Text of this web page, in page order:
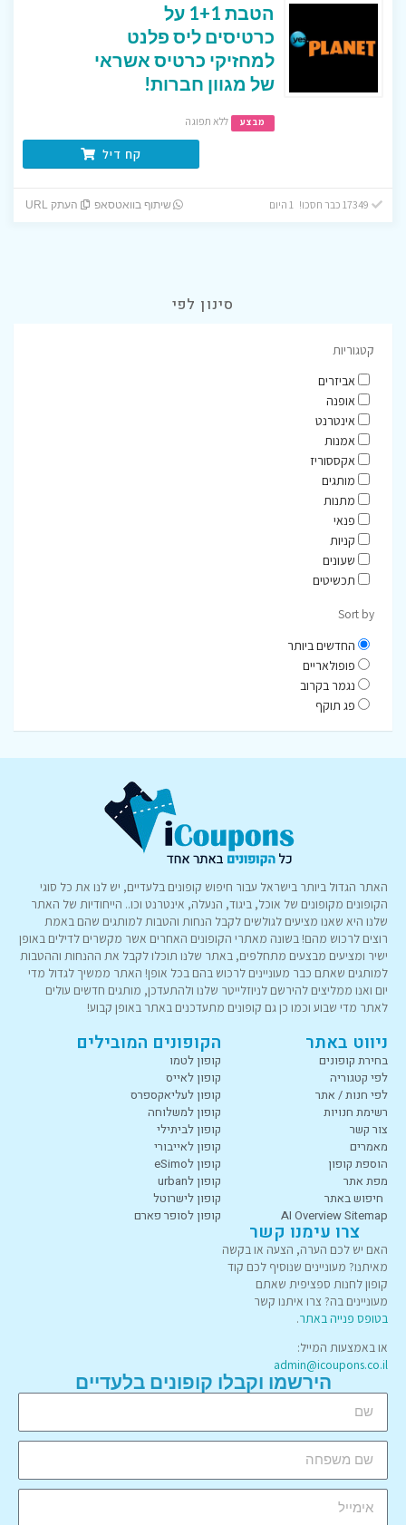
הטבת 1+1 על
כרטיסים ליס פלנט
למחזיקי כרטיס אשראי
של מגוון חברות!
מבצע ללא תפוגה
קח דיל
שיתוף בוואטסאפ העתק URL
סינון לפי
קטגוריות
אביזרים
אופנה
אינטרנט
אמנות
אקססוריז
מותגים
מתנות
פנאי
קניות
שעונים
תכשיטים
Sort by
החדשים ביותר
פופולאריים
נגמר בקרוב
פג תוקף
האתר הגדול ביותר בישראל עבור חיפוש קופונים בלעדיים, יש לנו את כל סוגי
הקופונים מקופונים של אוכל, ביגוד, הנעלה, אינטרנט וכו.. הייחודיות של האתר
שלנו היא שאנו מציעים לגולשים לקבל הנחות והטבות למותגים שהם באמת
רוצים לרכוש מהם! בשונה מאתרי הקופונים האחרים אשר מקשרים לדילים באופן
ישיר ומציעים מבצעים מתחלפים, באתר שלנו תוכלו לקבל את ההנחות וההטבות
למותגים שאתם כבר מעוניינים לרכוש בהם בכל אופן! האתר ממשיך לגדול מדי
יום ואנו ממליצים להירשם לניוזלייטר שלנו ולהתעדכן, מותגים חדשים עולים
לאתר מדי שבוע וכמו כן גם קופונים מתעדכנים באתר באופן קבוע!
ניווט באתר
בחירת קופונים
לפי קטגוריה
לפי חנות / אתר
רשימת חנויות
צור קשר
מאמרים
הוספת קופון
מפת אתר
חיפוש באתר
AI Overview Sitemap
הקופונים המובילים
קופון לטמו
קופון לאייס
קופון לעליאקספרס
קופון למשלוחה
קופון לביתילי
קופון לאייבורי
קופון לeSimo
קופון לurban
קופון לישרוטל
קופון לסופר פארם
צרו עימנו קשר
האם יש לכם הערה, הצעה או בקשה
מאיתנו? מעוניינים שנוסיף לכם קוד
קופון לחנות ספציפית שאתם
מעוניינים בה? צרו איתנו קשר
בטופס פנייה באתר.
או באמצעות המייל:
admin@icoupons.co.il
הירשמו וקבלו קופונים בלעדיים